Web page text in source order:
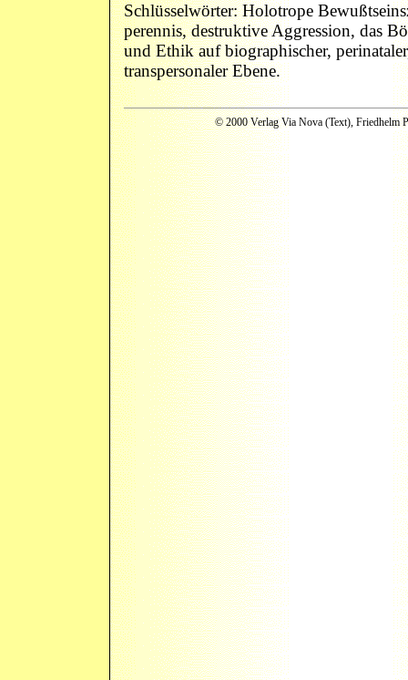
Schlüsselwörter: Holotrope
perennis, destruktive Aggression, das
und Ethik auf biographischer,
transpersonaler Ebene.
© 2000 Verlag Via Nova (Text), Friedhelm